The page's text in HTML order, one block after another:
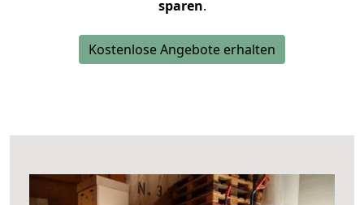
sparen.
Kostenlose Angebote erhalten